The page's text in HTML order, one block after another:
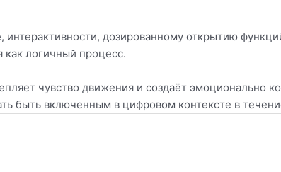
дозированному открытию
как логичный процесс.
чувство движения и создаёт эмоционально
быть включенным в цифровом контексте в